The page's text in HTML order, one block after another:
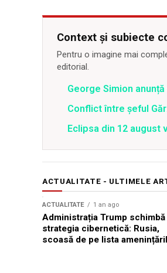
Context și subiecte
Pentru o imagine mai
editorial.
George Simion
Conflict între şeful
Eclipsa din 12 august
ACTUALITATE - ULTIMELE
ACTUALITATE 1 an ago
Administrația Trump schimbă
strategia cibernetică: Rusia,
scoasă de pe lista